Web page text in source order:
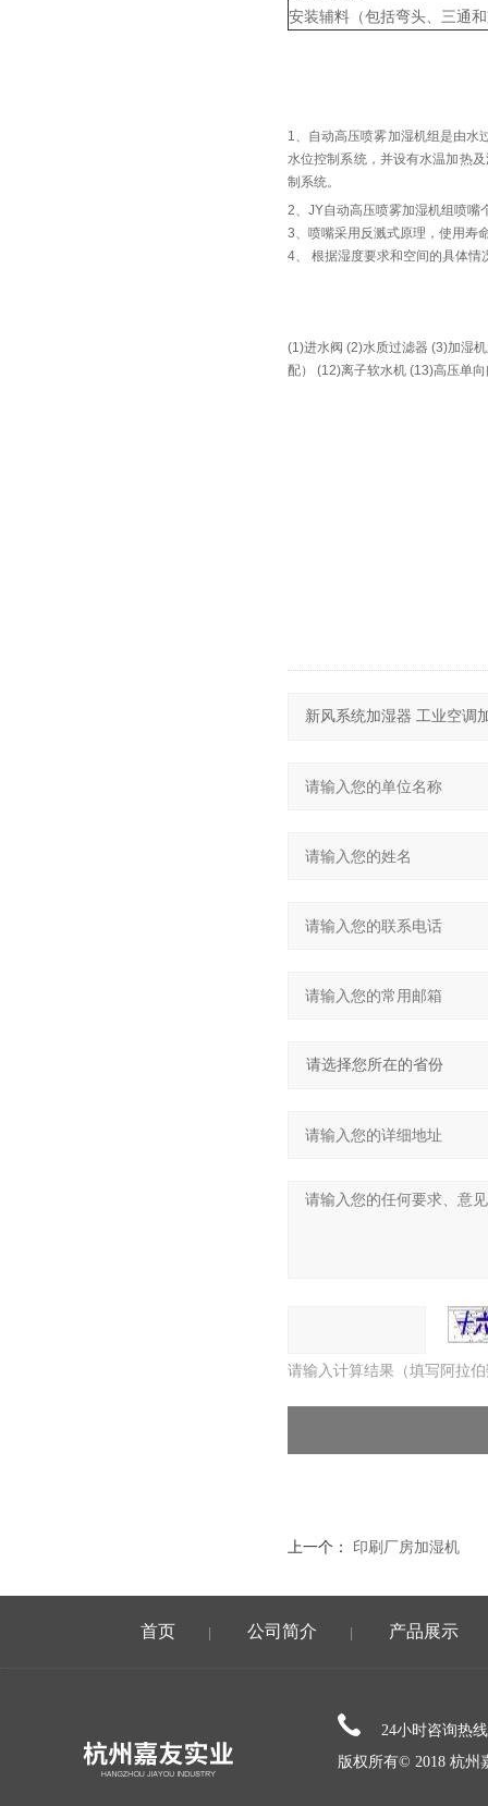
安装辅料（包括弯头、三通
1、自动高压喷雾加湿机组是由水
水位控制系统，并设有水温加热
制系统。
2、JY自动高压喷雾加湿机组喷
3、喷嘴采用反溅式原理，使用寿
4、 根据湿度要求和空间的具体
(1)进水阀 (2)水质过滤器 (3)加湿
配） (12)离子软水机 (13)高压单
请输入计算结果（填写阿拉
上一个： 印刷厂房加湿机
首页 | 公司简介 | 产品展示
24小时咨询热
版权所有© 2018 杭州